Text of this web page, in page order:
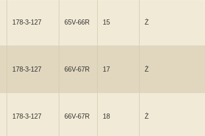
178-3-127 65V-66R 15 Ż
178-3-127 66V-67R 17 Ż
178-3-127 66V-67R 18 Ż